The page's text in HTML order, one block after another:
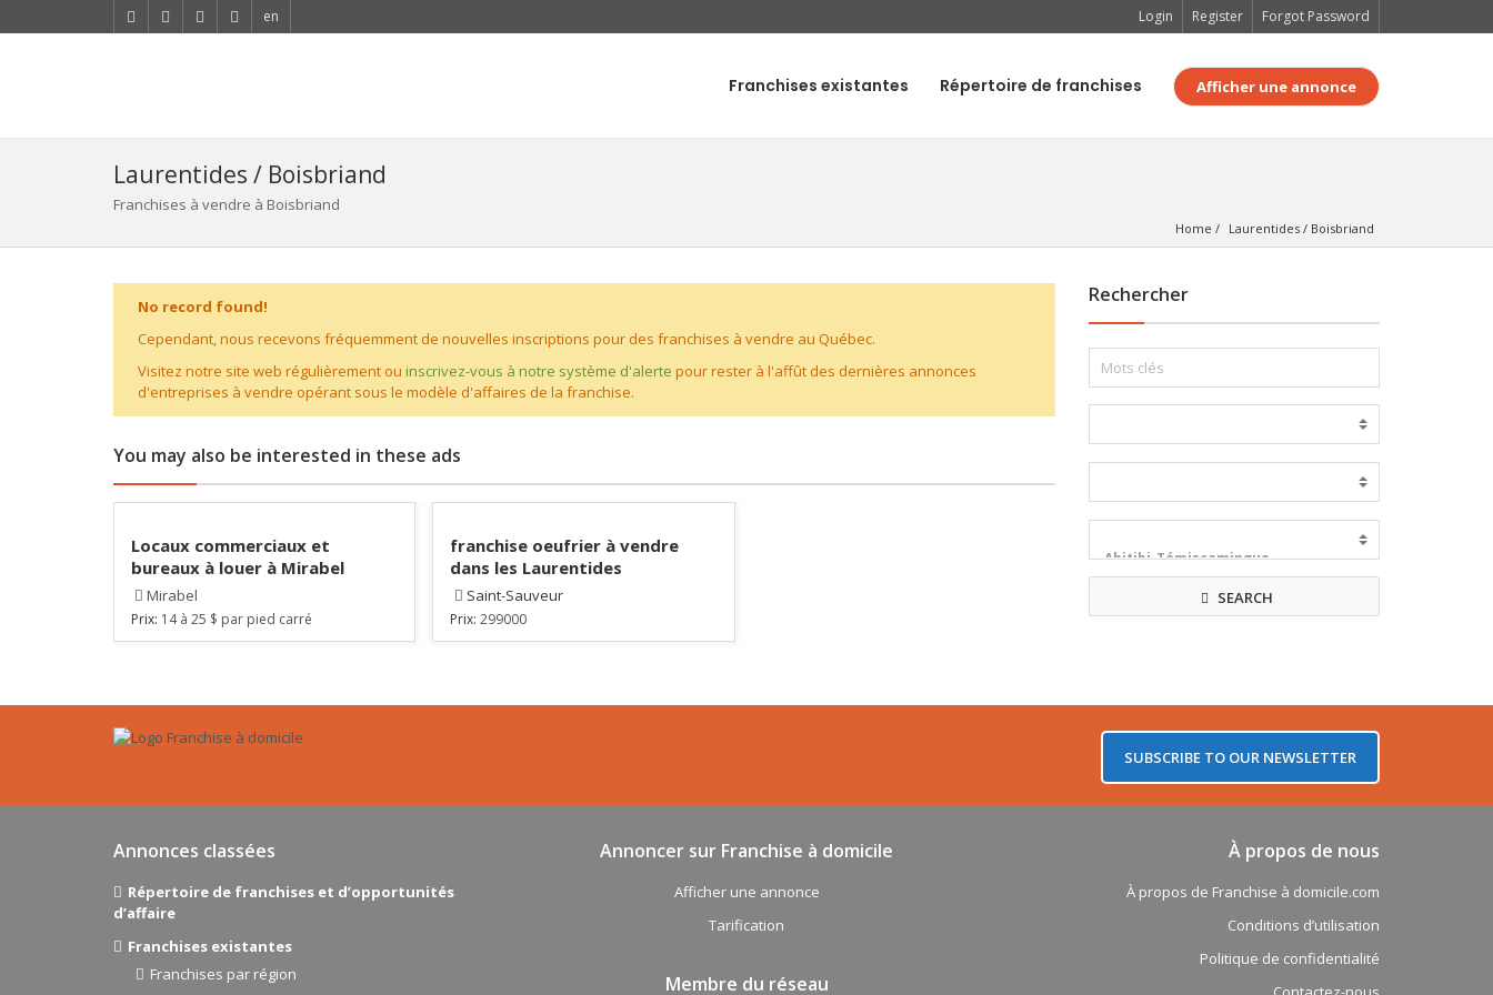
en Login Register Forgot Password
Franchises existantes Répertoire de franchises Afficher une annonce
Laurentides / Boisbriand
Franchises à vendre à Boisbriand
Home Laurentides / Boisbriand
No record found!
Cependant, nous recevons fréquemment de nouvelles inscriptions pour des franchises à vendre au Québec.
Visitez notre site web régulièrement ou inscrivez-vous à notre système d'alerte pour rester à l'affût des dernières annonces
d'entreprises à vendre opérant sous le modèle d'affaires de la franchise.
You may also be interested in these ads
Locaux commerciaux et
bureaux à louer à Mirabel
Mirabel
Prix: 14 à 25 $ par pied carré
franchise oeufrier à vendre
dans les Laurentides
Saint-Sauveur
Prix: 299000
Rechercher
SEARCH
SUBSCRIBE TO OUR NEWSLETTER
Annonces classées
Répertoire de franchises et d’opportunités
d’affaire
Franchises existantes
Franchises par région
Annoncer sur Franchise à domicile
Afficher une annonce
Tarification
Membre du réseau
À propos de nous
À propos de Franchise à domicile.com
Conditions d’utilisation
Politique de confidentialité